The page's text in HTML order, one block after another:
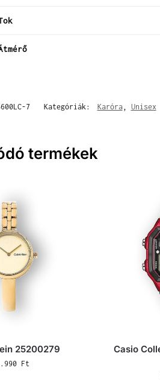
7 Kategóriák: Karóra, Unisex
termékek
25200279
Ft
Casio